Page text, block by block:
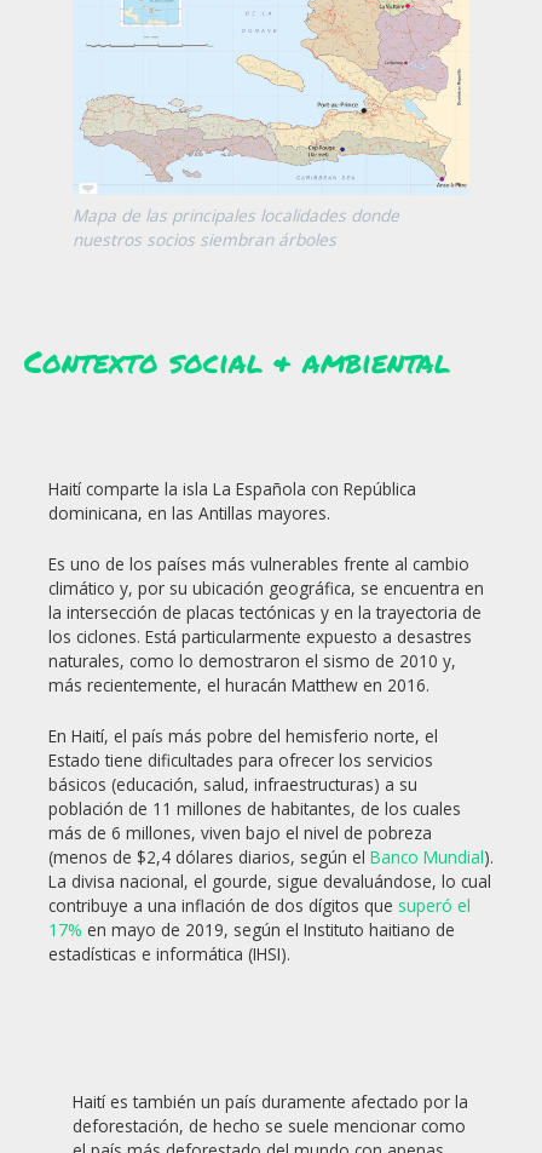
Mapa de las principales localidades donde
nuestros socios siembran árboles
Contexto social & ambiental
Haití comparte la isla La Española con República
dominicana, en las Antillas mayores.
Es uno de los países más vulnerables frente al cambio
climático y, por su ubicación geográfica, se encuentra en
la intersección de placas tectónicas y en la trayectoria de
los ciclones. Está particularmente expuesto a desastres
naturales, como lo demostraron el sismo de 2010 y,
más recientemente, el huracán Matthew en 2016.
En Haití, el país más pobre del hemisferio norte, el
Estado tiene dificultades para ofrecer los servicios
básicos (educación, salud, infraestructuras) a su
población de 11 millones de habitantes, de los cuales
más de 6 millones, viven bajo el nivel de pobreza
(menos de $2,4 dólares diarios, según el Banco Mundial).
La divisa nacional, el gourde, sigue devaluándose, lo cual
contribuye a una inflación de dos dígitos que superó el
17% en mayo de 2019, según el Instituto haitiano de
estadísticas e informática (IHSI).
Haití es también un país duramente afectado por la
deforestación, de hecho se suele mencionar como